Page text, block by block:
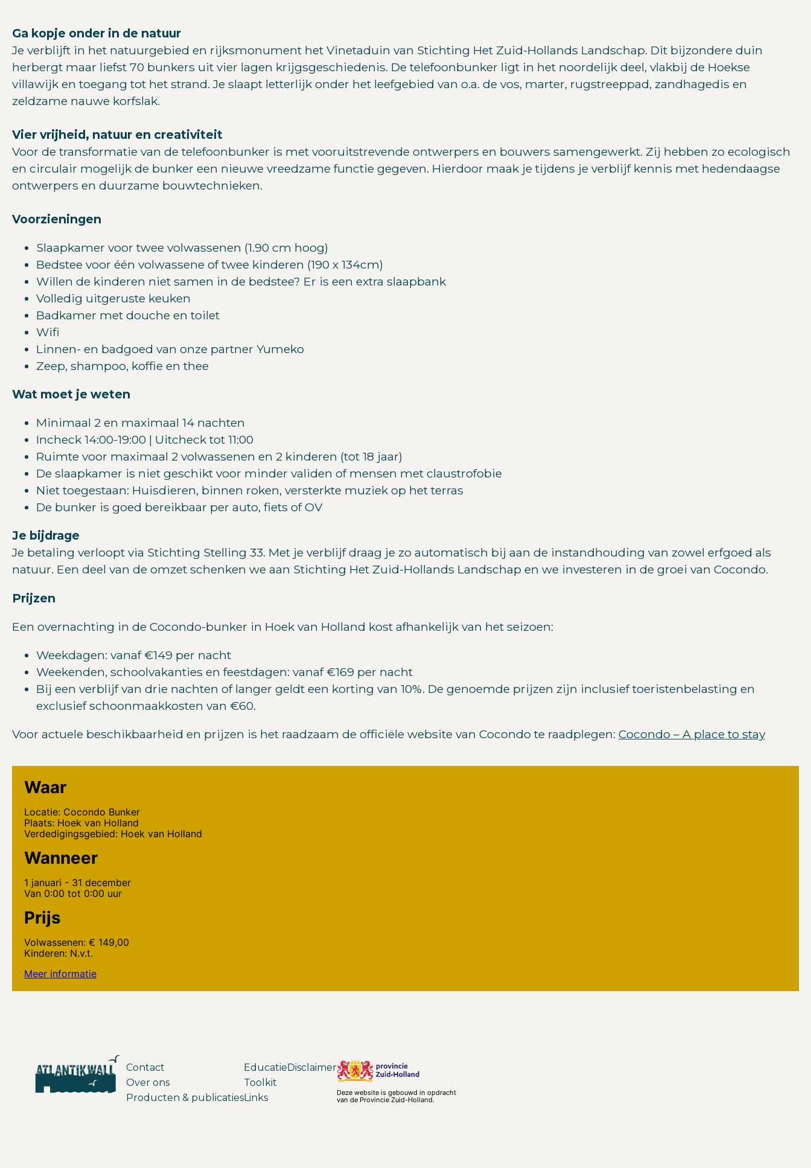
Ga kopje onder in de natuur
Je verblijft in het natuurgebied en rijksmonument het Vinetaduin van Stichting Het Zuid-Hollands Landschap. Dit bijzondere duin
herbergt maar liefst 70 bunkers uit vier lagen krijgsgeschiedenis. De telefoonbunker ligt in het noordelijk deel, vlakbij de Hoekse
villawijk en toegang tot het strand. Je slaapt letterlijk onder het leefgebied van o.a. de vos, marter, rugstreeppad, zandhagedis en
zeldzame nauwe korfslak.
Vier vrijheid, natuur en creativiteit
Voor de transformatie van de telefoonbunker is met vooruitstrevende ontwerpers en bouwers samengewerkt. Zij hebben zo ecologisch
en circulair mogelijk de bunker een nieuwe vreedzame functie gegeven. Hierdoor maak je tijdens je verblijf kennis met hedendaagse
ontwerpers en duurzame bouwtechnieken.
Voorzieningen
Slaapkamer voor twee volwassenen (1.90 cm hoog)
Bedstee voor één volwassene of twee kinderen (190 x 134cm)
Willen de kinderen niet samen in de bedstee? Er is een extra slaapbank
Volledig uitgeruste keuken
Badkamer met douche en toilet
Wifi
Linnen- en badgoed van onze partner Yumeko
Zeep, shampoo, koffie en thee
Wat moet je weten
Minimaal 2 en maximaal 14 nachten
Incheck 14:00-19:00 | Uitcheck tot 11:00
Ruimte voor maximaal 2 volwassenen en 2 kinderen (tot 18 jaar)
De slaapkamer is niet geschikt voor minder validen of mensen met claustrofobie
Niet toegestaan: Huisdieren, binnen roken, versterkte muziek op het terras
De bunker is goed bereikbaar per auto, fiets of OV
Je bijdrage
Je betaling verloopt via Stichting Stelling 33. Met je verblijf draag je zo automatisch bij aan de instandhouding van zowel erfgoed als
natuur. Een deel van de omzet schenken we aan Stichting Het Zuid-Hollands Landschap en we investeren in de groei van Cocondo.
Prijzen
Een overnachting in de Cocondo-bunker in Hoek van Holland kost afhankelijk van het seizoen:
Weekdagen: vanaf €149 per nacht
Weekenden, schoolvakanties en feestdagen: vanaf €169 per nacht
Bij een verblijf van drie nachten of langer geldt een korting van 10%. De genoemde prijzen zijn inclusief toeristenbelasting en
exclusief schoonmaakkosten van €60.
Voor actuele beschikbaarheid en prijzen is het raadzaam de officiële website van Cocondo te raadplegen: Cocondo – A place to stay
Waar
Locatie: Cocondo Bunker
Plaats: Hoek van Holland
Verdedigingsgebied: Hoek van Holland
Wanneer
1 januari - 31 december
Van 0:00 tot 0:00 uur
Prijs
Volwassenen: € 149,00
Kinderen: N.v.t.
Meer informatie
Contact
Over ons
Producten & publicaties
Educatie
Toolkit
Links
Disclaimer
Deze website is gebouwd in opdracht
van de Provincie Zuid-Holland.